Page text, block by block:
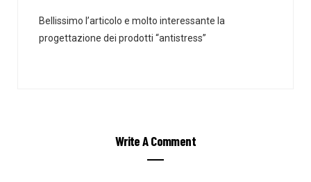
Bellissimo l’articolo e molto interessante la
progettazione dei prodotti “antistress”
Write A Comment